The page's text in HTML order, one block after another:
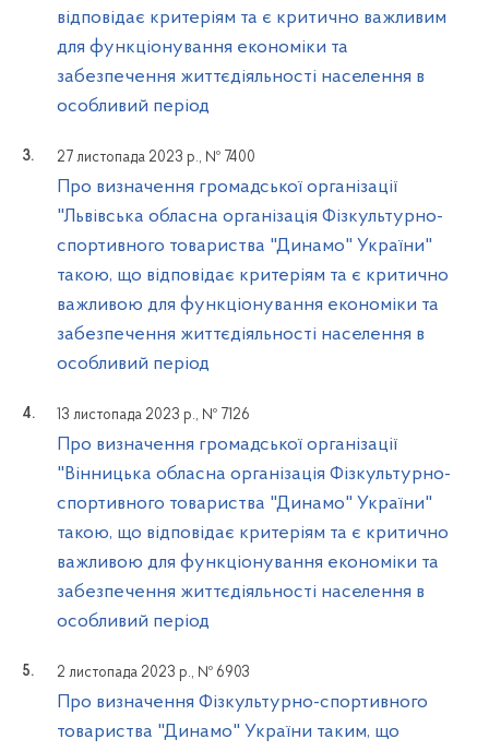
відповідає критеріям та є критично важливим
для функціонування економіки та
забезпечення життєдіяльності населення в
особливий період
27 листопада 2023 р., № 7400
Про визначення громадської організації
"Львівська обласна організація Фізкультурно-
спортивного товариства "Динамо" України"
такою, що відповідає критеріям та є критично
важливою для функціонування економіки та
забезпечення життєдіяльності населення в
особливий період
13 листопада 2023 р., № 7126
Про визначення громадської організації
"Вінницька обласна організація Фізкультурно-
спортивного товариства "Динамо" України"
такою, що відповідає критеріям та є критично
важливою для функціонування економіки та
забезпечення життєдіяльності населення в
особливий період
2 листопада 2023 р., № 6903
Про визначення Фізкультурно-спортивного
товариства "Динамо" України таким, що